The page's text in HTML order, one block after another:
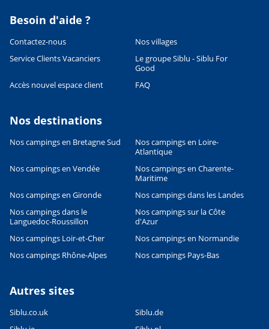
Besoin d'aide ?
Contactez-nous
Nos villages
Service Clients Vacanciers
Le groupe Siblu - Siblu For
Good
Accès nouvel espace client
FAQ
Nos destinations
Nos campings en Bretagne Sud
Nos campings en Loire-
Atlantique
Nos campings en Vendée
Nos campings en Charente-
Maritime
Nos campings en Gironde
Nos campings dans les Landes
Nos campings dans le
Languedoc-Roussillon
Nos campings sur la Côte
d'Azur
Nos campings Loir-et-Cher
Nos campings en Normandie
Nos campings Rhône-Alpes
Nos campings Pays-Bas
Autres sites
Siblu.co.uk
Siblu.de